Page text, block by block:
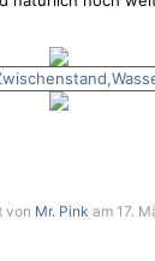
von Mr. Pink am 17.